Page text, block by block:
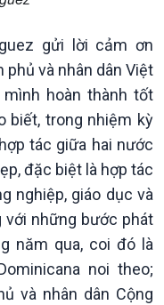
gửi lời cảm ơn
phủ và nhân dân Việt
hoàn thành tốt
biết, trong nhiệm kỳ
tác giữa hai nước
đặc biệt là hợp tác
nghiệp, giáo dục và
với những bước phát
năm qua, coi đó là
noi theo;
và nhân dân Cộng